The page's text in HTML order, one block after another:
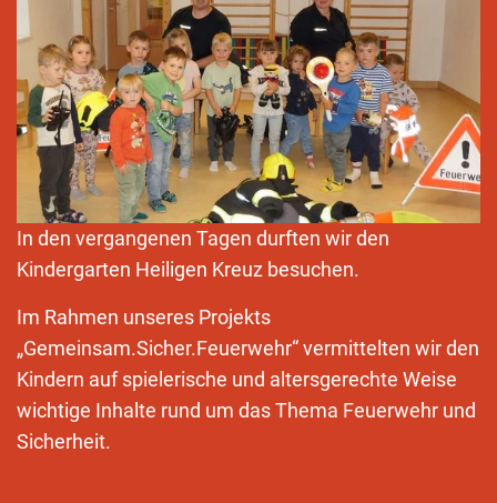
In den vergangenen Tagen durften wir den
Kindergarten Heiligen Kreuz besuchen.
Im Rahmen unseres Projekts
„Gemeinsam.Sicher.Feuerwehr“ vermittelten wir den
Kindern auf spielerische und altersgerechte Weise
wichtige Inhalte rund um das Thema Feuerwehr und
Sicherheit.